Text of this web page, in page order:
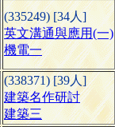
(335249) [34人]
英文溝通與應用(一)
機電一
(338371) [39人]
建築名作研討
建築三